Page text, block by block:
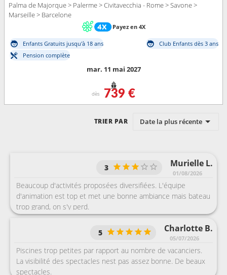
Palma de Majorque > Palerme > Civitavecchia - Rome > Savone >
Marseille > Barcelone
Payez en 4X
Enfants Gratuits jusqu'à 18 ans
Club Enfants dès 3 ans
Pension complète
mar. 11 mai 2027
dès 739 €
TRIER PAR Date la plus récente
Murielle L.
01/08/2026
3
Beaucoup d'activités proposées diversifiées. L'équipe
d'animation est top et met une bonne ambiance mais bateau
trop grand, on s'y perd.
Charlotte B.
05/07/2026
5
Piscines trop petites par rapport au nombre de vacanciers.
La visibilité des spectacles nest pas assez bonne. De beaux
spectacles.